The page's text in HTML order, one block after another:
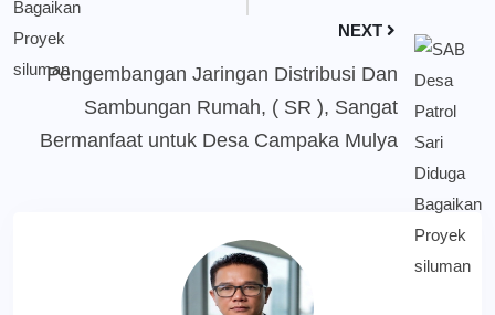
NEXT
Pengembangan Jaringan Distribusi Dan
Sambungan Rumah, ( SR ), Sangat
Bermanfaat untuk Desa Campaka Mulya